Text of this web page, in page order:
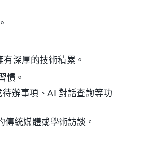
深厚的技術積累。
慣。
辦事項、AI 對話查詢等功
傳統媒體或學術訪談。